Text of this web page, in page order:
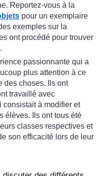
Reportez-vous à la
pour un exemplaire
exemples sur la
ont procédé pour trouver
passionnante qui a
plus attention à ce
des choses. Ils ont
travaillé avec
consistait à modifier et
élèves. Ils ont tous été
classes respectives et
son efficacité lors de leur